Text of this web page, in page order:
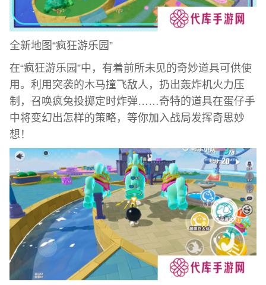
全新地图“疯狂游乐园”
在“疯狂游乐园”中，有着前所未见的奇妙道具可供使
用。利用突袭的木马撞飞敌人，扔出轰炸机火力压
制，召唤疯兔投掷定时炸弹……奇特的道具在蛋仔手
中将变幻出怎样的策略，等你加入战局发挥奇思妙
想！